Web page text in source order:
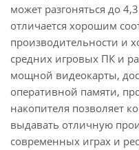
может разгоняться до
отличается хорошим
производительности и
средних игровых ПК и
мощной видеокарты,
оперативной памяти,
накопителя позволяет
выдавать отличную
современных играх и